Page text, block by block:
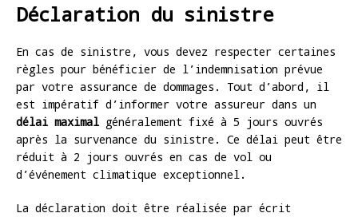
Déclaration du sinistre
En cas de sinistre, vous devez respecter certaines
règles pour bénéficier de l’indemnisation prévue
par votre assurance de dommages. Tout d’abord, il
est impératif d’informer votre assureur dans un
délai maximal généralement fixé à 5 jours ouvrés
après la survenance du sinistre. Ce délai peut être
réduit à 2 jours ouvrés en cas de vol ou
d’événement climatique exceptionnel.
La déclaration doit être réalisée par écrit